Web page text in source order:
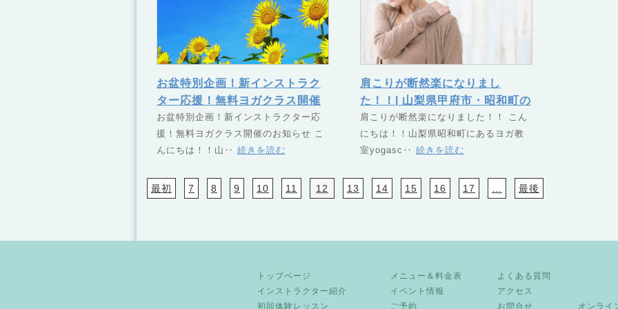
お盆特別企画！新インストラク
ター応援！無料ヨガクラス開催
のお知らせ
お盆特別企画！新インストラクター応
援！無料ヨガクラス開催のお知らせ こ
んにちは！！山‥ 続きを読む
肩こりが断然楽になりまし
た！！| 山梨県甲府市・昭和町の
ヨガスクール TSUNAGU（つ
なぐ）
肩こりが断然楽になりました！！ こん
にちは！！山梨県昭和町にあるヨガ教
室yogasc‥ 続きを読む
最初 7 8 9 10 11 12 13 14 15 16 17 最後
トップページ メニュー＆料金表
よくある質問
インストラクター紹介
イベント情報
アクセス
初回体験レッスン
ご予約 お問合せ オンライ